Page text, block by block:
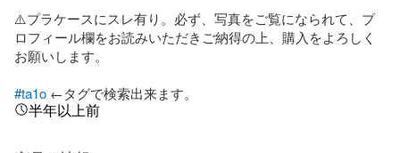
⚠️プラケースにスレ有り。必ず、写真をご覧になられて、プ
ロフィール欄をお読みいただきご納得の上、購入をよろしく
お願いします。
#ta1o ←タグで検索出来ます。
半年以上前